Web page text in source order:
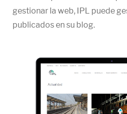
gestionar la web, IPL puede
publicados en su blog.